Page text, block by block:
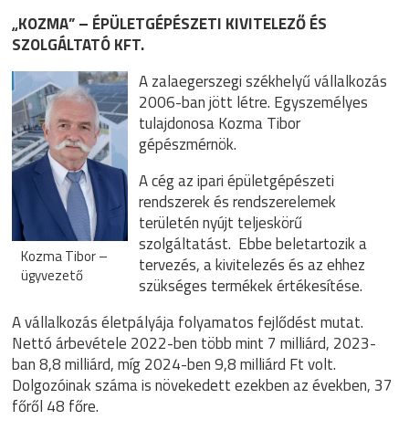
„KOZMA” – ÉPÜLETGÉPÉSZETI KIVITELEZŐ ÉS
SZOLGÁLTATÓ KFT.
Kozma Tibor –
ügyvezető
A zalaegerszegi székhelyű vállalkozás
2006-ban jött létre. Egyszemélyes
tulajdonosa Kozma Tibor
gépészmérnök.
A cég az ipari épületgépészeti
rendszerek és rendszerelemek
területén nyújt teljeskörű
szolgáltatást. Ebbe beletartozik a
tervezés, a kivitelezés és az ehhez
szükséges termékek értékesítése.
A vállalkozás életpályája folyamatos fejlődést mutat.
Nettó árbevétele 2022-ben több mint 7 milliárd, 2023-
ban 8,8 milliárd, míg 2024-ben 9,8 milliárd Ft volt.
Dolgozóinak száma is növekedett ezekben az években, 37
főről 48 főre.